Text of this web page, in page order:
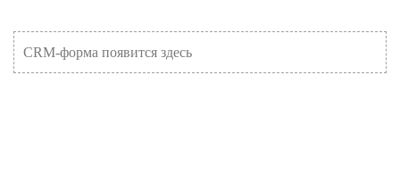
CRM-форма появится здесь